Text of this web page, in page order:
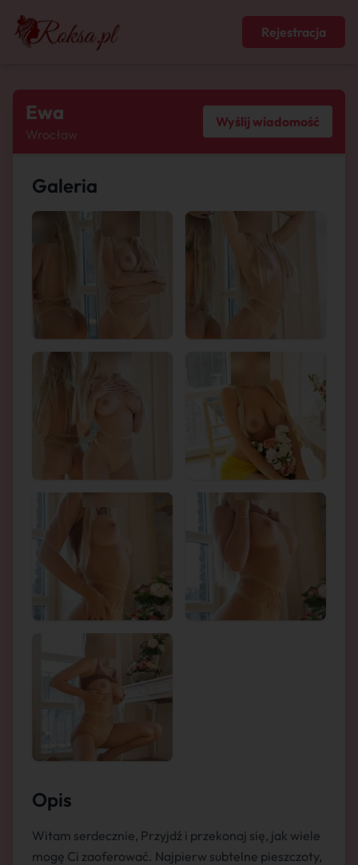
Rejestracja
Ewa
Wrocław
Wyślij wiadomość
Galeria
Opis
Witam serdecznie, Przyjdź i przekonaj się, jak wiele
mogę Ci zaoferować. Najpierw subtelne pieszczoty,